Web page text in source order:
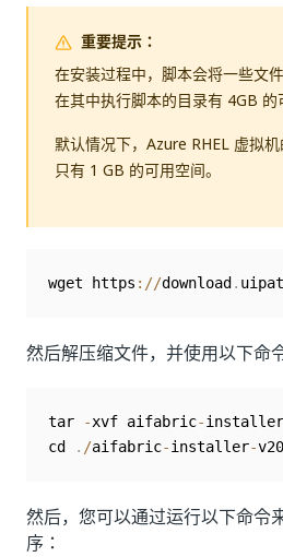
重要提示：
在安装过程中，脚本会将一些文
在其中执行脚本的目录有 4GB 的
默认情况下，Azure RHEL 虚拟机
只有 1 GB 的可用空间。
wget https : //download .
然后解压缩文件，并使用以下命
tar -xvf aifabric-installer
cd
. /aifabric-installer-v20
然后，您可以通过运行以下命令
序：